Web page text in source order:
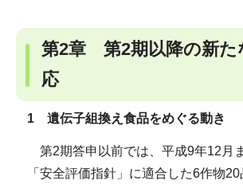
第2章 第2期以降の新た
応
1 遺伝子組換え食品をめぐる動き
第2期答申以前では、平成9年12月
「安全評価指針」に適合した6作物